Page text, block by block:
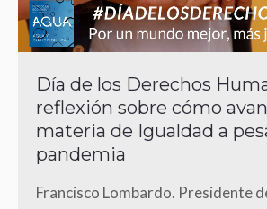
Día de los Derechos
reflexión sobre cómo
materia de Igualdad a
pandemia
Francisco Lombardo. Presidente